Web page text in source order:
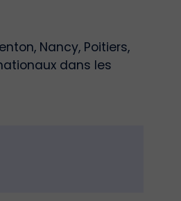
Nancy, Poitiers,
dans les